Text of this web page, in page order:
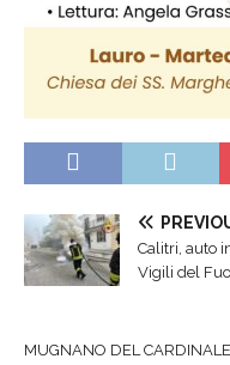
Calitri, auto
Vigili del
MUGNANO DEL